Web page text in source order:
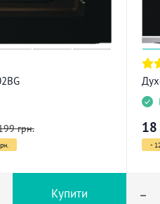
грн.
Купити
-